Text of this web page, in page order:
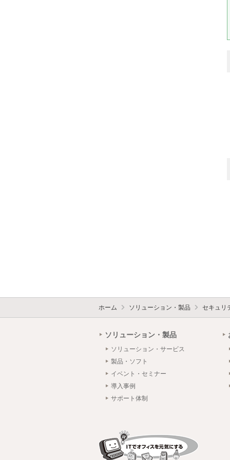
ホーム ソリューション・製品 セキュリ
ソリューション・製品
ソリューション・サービス
製品・ソフト
イベント・セミナー
導入事例
サポート体制